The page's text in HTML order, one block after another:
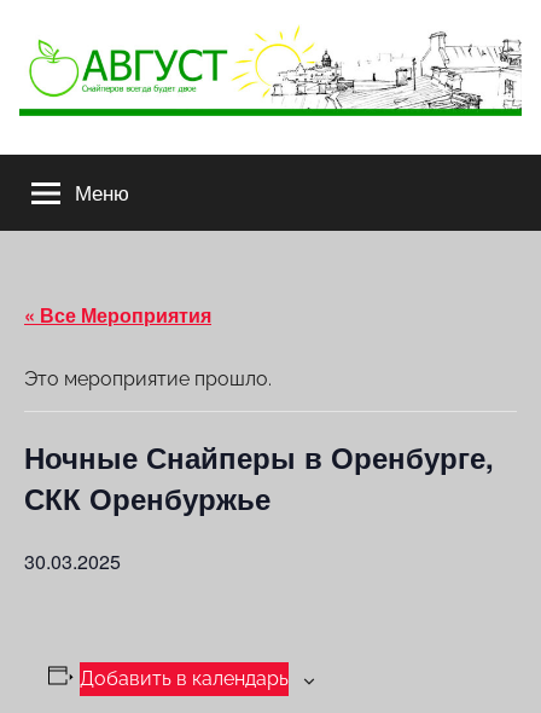
АВГУСТ
будет
двое
Меню
« Все Мероприятия
Это мероприятие прошло.
Ночные Снайперы в Оренбурге,
СКК Оренбуржье
30.03.2025
Добавить в календарь